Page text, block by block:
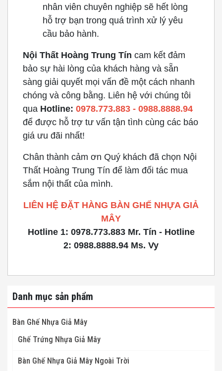
nhân viên chuyên nghiệp sẽ hết lòng
hỗ trợ bạn trong quá trình xử lý yêu
cầu bảo hành.
Nội Thất Hoàng Trung Tín cam kết đảm
bảo sự hài lòng của khách hàng và sẵn
sàng giải quyết mọi vấn đề một cách nhanh
chóng và công bằng. Liên hệ với chúng tôi
qua Hotline: 0978.773.883 - 0988.8888.94
để được hỗ trợ tư vấn tận tình cùng các báo
giá ưu đãi nhất!
Chân thành cảm ơn Quý khách đã chọn Nội
Thất Hoàng Trung Tín để làm đối tác mua
sắm nội thất của mình.
LIÊN HỆ ĐẶT HÀNG BÀN GHẾ NHỰA GIẢ
MÂY
Hotline 1: 0978.773.883 Mr. Tín - Hotline
2: 0988.8888.94 Ms. Vy
Danh mục sản phẩm
Bàn Ghế Nhựa Giả Mây
Ghế Trứng Nhựa Giả Mây
Bàn Ghế Nhựa Giả Mây Ngoài Trời